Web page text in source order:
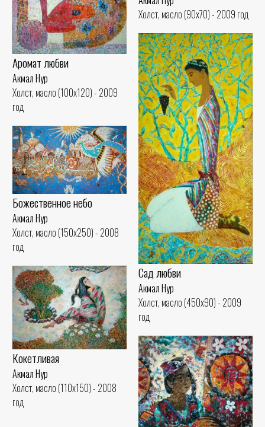
Холст, масло (90x70) - 2009 год
Аромат любви
Акмал Нур
Холст, масло (100x120) - 2009
год
Сад любви
Акмал Нур
Холст, масло (450x90) - 2009
год
Божественное небо
Акмал Нур
Холст, масло (150x250) - 2008
год
Кокетливая
Акмал Нур
Холст, масло (110x150) - 2008
год